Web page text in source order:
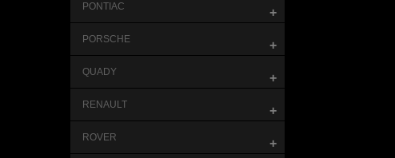
PONTIAC +
PORSCHE +
QUADY +
RENAULT +
ROVER +